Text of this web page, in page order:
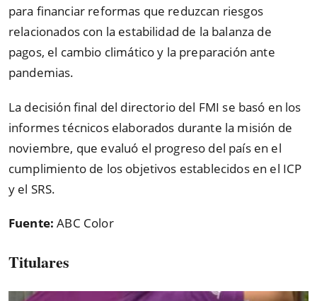
para financiar reformas que reduzcan riesgos
relacionados con la estabilidad de la balanza de
pagos, el cambio climático y la preparación ante
pandemias.
La decisión final del directorio del FMI se basó en los
informes técnicos elaborados durante la misión de
noviembre, que evaluó el progreso del país en el
cumplimiento de los objetivos establecidos en el ICP
y el SRS.
Fuente:ABC Color
Titulares